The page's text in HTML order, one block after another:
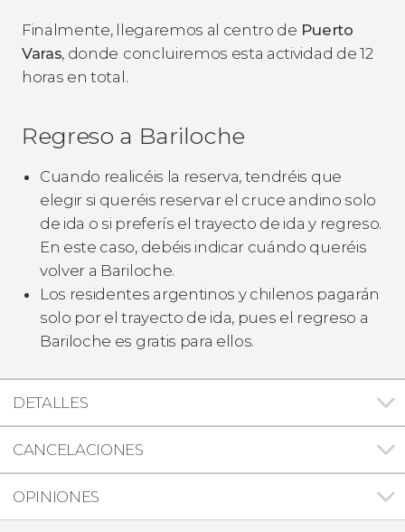
Finalmente, llegaremos al centro de Puerto
Varas, donde concluiremos esta actividad de 12
horas en total.
Regreso a Bariloche
Cuando realicéis la reserva, tendréis que
elegir si queréis reservar el cruce andino solo
de ida o si preferís el trayecto de ida y regreso.
En este caso, debéis indicar cuándo queréis
volver a Bariloche.
Los residentes argentinos y chilenos pagarán
solo por el trayecto de ida, pues el regreso a
Bariloche es gratis para ellos.
DETALLES
CANCELACIONES
OPINIONES